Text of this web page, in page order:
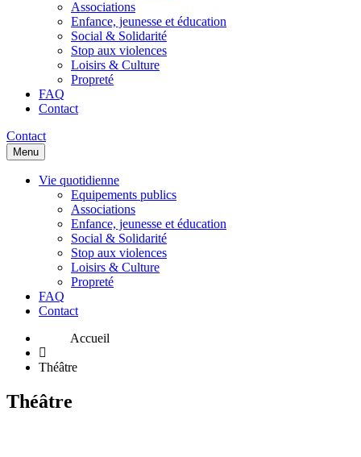
Associations
Enfance, jeunesse et éducation
Social & Solidarité
Stop aux violences
Loisirs & Culture
Propreté
FAQ
Contact
Contact
Menu
Vie quotidienne
Equipements publics
Associations
Enfance, jeunesse et éducation
Social & Solidarité
Stop aux violences
Loisirs & Culture
Propreté
FAQ
Contact
Théâtre
Théâtre